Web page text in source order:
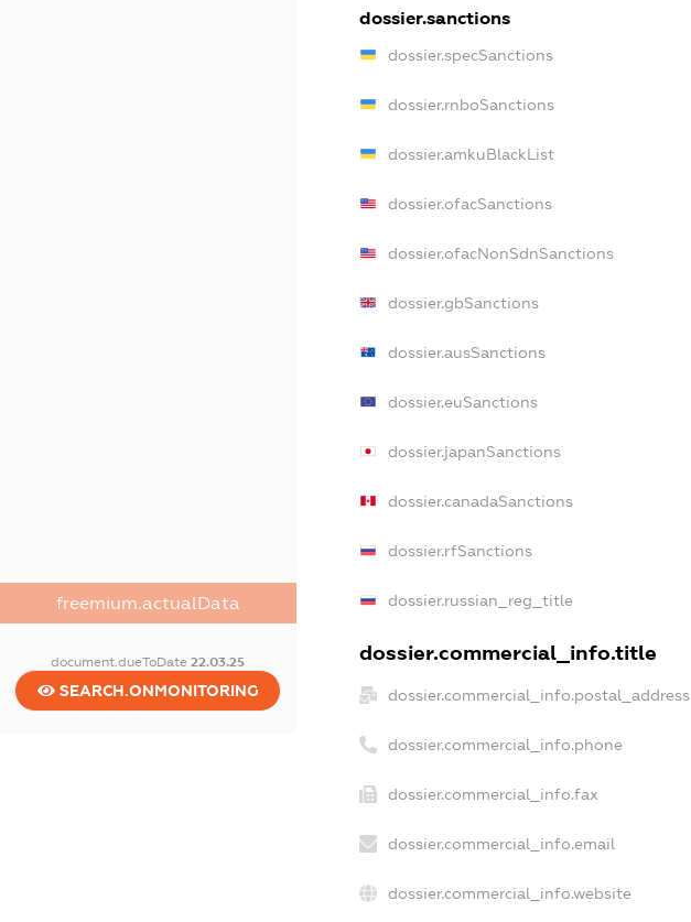
freemium.actualData
document.dueToDate22.03.25
SEARCH.ONMONITORING
dossier.sanctions
dossier.specSanctions
dossier.rnboSanctions
dossier.amkuBlackList
dossier.ofacSanctions
dossier.ofacNonSdnSanctions
dossier.gbSanctions
dossier.ausSanctions
dossier.euSanctions
dossier.japanSanctions
dossier.canadaSanctions
dossier.rfSanctions
dossier.russian_reg_title
dossier.commercial_info.title
dossier.commercial_info.postal_address
dossier.commercial_info.phone
dossier.commercial_info.fax
dossier.commercial_info.email
dossier.commercial_info.website